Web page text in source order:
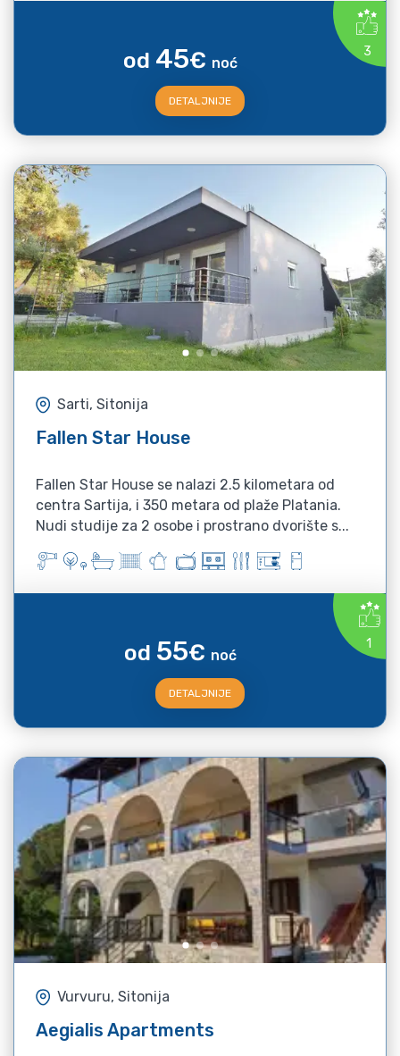
3
od 45€ noć
DETALJNIJE
Sarti, Sitonija
Fallen Star House
Fallen Star House se nalazi 2.5 kilometara od
centra Sartija, i 350 metara od plaže Platania.
Nudi studije za 2 osobe i prostrano dvorište s...
1
od 55€ noć
DETALJNIJE
Vurvuru, Sitonija
Aegialis Apartments